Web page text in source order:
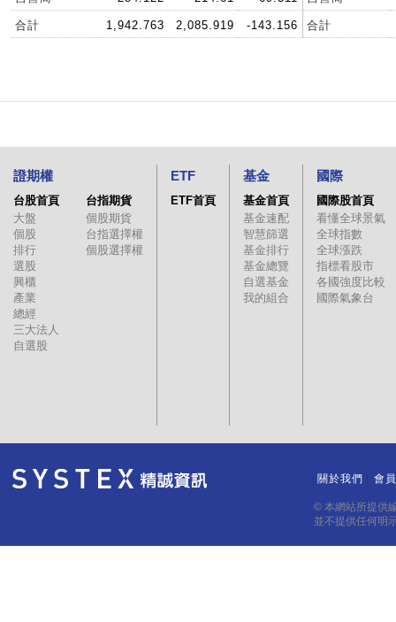
合計 1,942.763 2,085.919 -143.156 合計
證期權
台股首頁
大盤
個股
排行
選股
興櫃
產業
總經
三大法人
自選股
台指期貨
個股期貨
台指選擇權
個股選擇權
ETF
ETF首頁
基金
基金首頁
基金速配
智慧篩選
基金排行
基金總覽
自選基金
我的組合
國際
國際股首頁
看懂全球景氣
全球指數
全球漲跌
指標看股市
各國強度比較
國際氣象台
關於我們 會
© 本網站所提供
並不提供任何明